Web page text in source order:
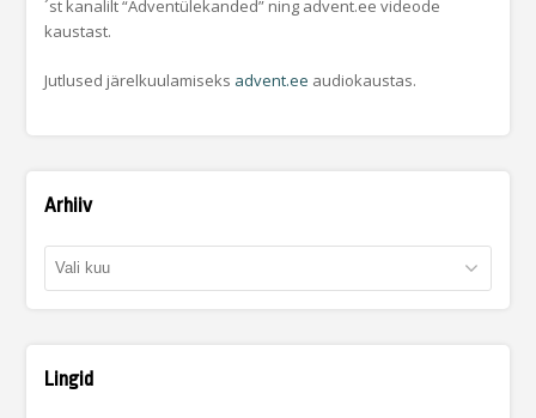
´st kanalilt “Adventülekanded” ning advent.ee videode
kaustast.
Jutlused järelkuulamiseks advent.ee audiokaustas.
Arhiiv
Arhiiv
Lingid